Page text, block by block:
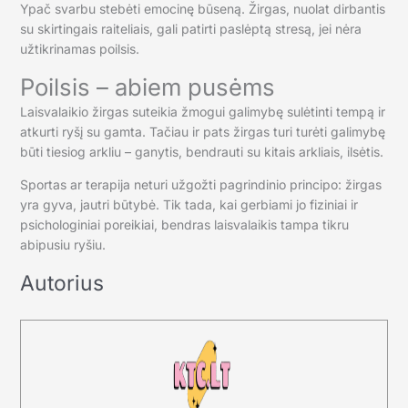
Ypač svarbu stebėti emocinę būseną. Žirgas, nuolat dirbantis
su skirtingais raiteliais, gali patirti paslėptą stresą, jei nėra
užtikrinamas poilsis.
Poilsis – abiem pusėms
Laisvalaikio žirgas suteikia žmogui galimybę sulėtinti tempą ir
atkurti ryšį su gamta. Tačiau ir pats žirgas turi turėti galimybę
būti tiesiog arkliu – ganytis, bendrauti su kitais arkliais, ilsėtis.
Sportas ar terapija neturi užgožti pagrindinio principo: žirgas
yra gyva, jautri būtybė. Tik tada, kai gerbiami jo fiziniai ir
psichologiniai poreikiai, bendras laisvalaikis tampa tikru
abipusiu ryšiu.
Autorius